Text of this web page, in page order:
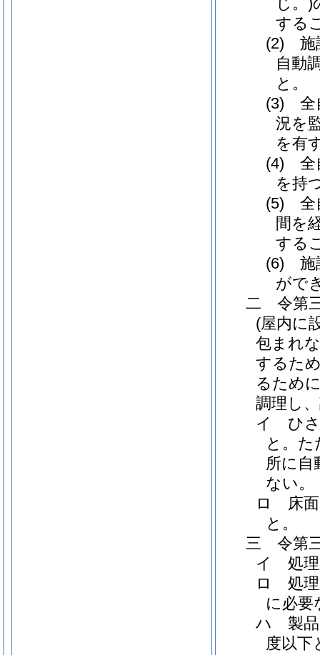
する
(2) 施
自動
と。
(3) 全
況を
を有
(4) 全
を持
(5) 全
間を
する
(6) 施
がで
二 令第
(屋内に
包まれ
するた
るため
調理し
イ ひさ
と。
所に自
ない。
ロ 床面
と。
三 令第
イ 処理
ロ 処理
に必要
ハ 製品
度以下